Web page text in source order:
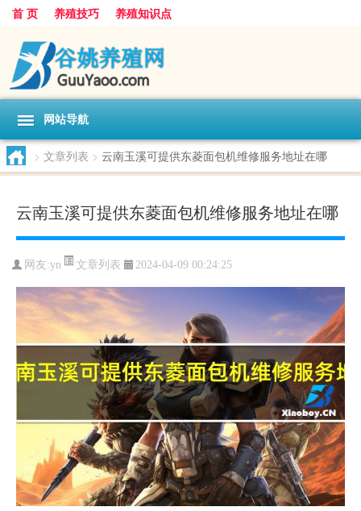
首 页 养殖技巧 养殖知识点
网站导航
> 文章列表 > 云南玉溪可提供东菱面包机维修服务地址在哪
云南玉溪可提供东菱面包机维修服务地址在哪
网友:yn 文章列表 2024-04-09 00:24:25